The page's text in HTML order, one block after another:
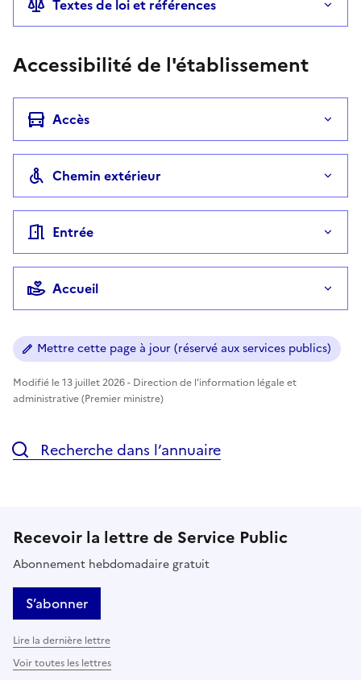
Textes de loi et références
Accessibilité de l'établissement
Accès
Chemin extérieur
Entrée
Accueil
Mettre cette page à jour (réservé aux services publics)
Modifié le 13 juillet 2026 - Direction de l'information légale et
administrative (Premier ministre)
Recherche dans l’annuaire
Recevoir la lettre de Service Public
Abonnement hebdomadaire gratuit
S’abonner
Lire la dernière lettre
Voir toutes les lettres